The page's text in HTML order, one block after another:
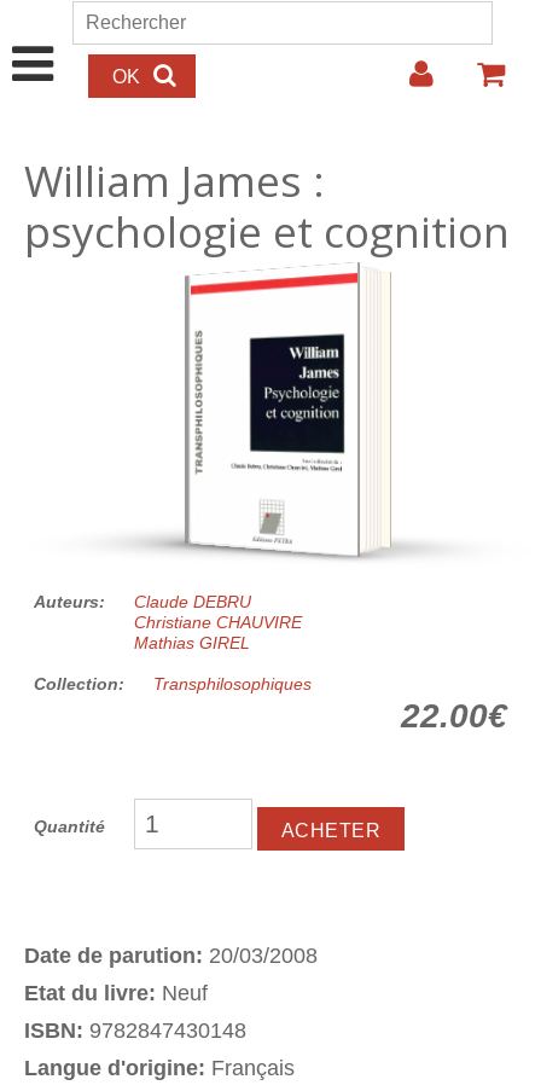
Aller au contenu principal
Formulaire de recherche
Rechercher
William James :
psychologie et cognition
22.00€
Auteurs:
Claude DEBRU
Christiane CHAUVIRE
Mathias GIREL
Collection: Transphilosophiques
22.00€
Quantité
Date de parution: 20/03/2008
Etat du livre: Neuf
ISBN: 9782847430148
Langue d'origine: Français